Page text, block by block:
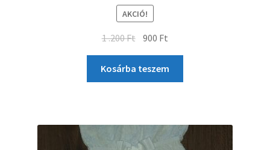
AKCIÓ!
1 .200Ft 900 Ft
Kosárba teszem